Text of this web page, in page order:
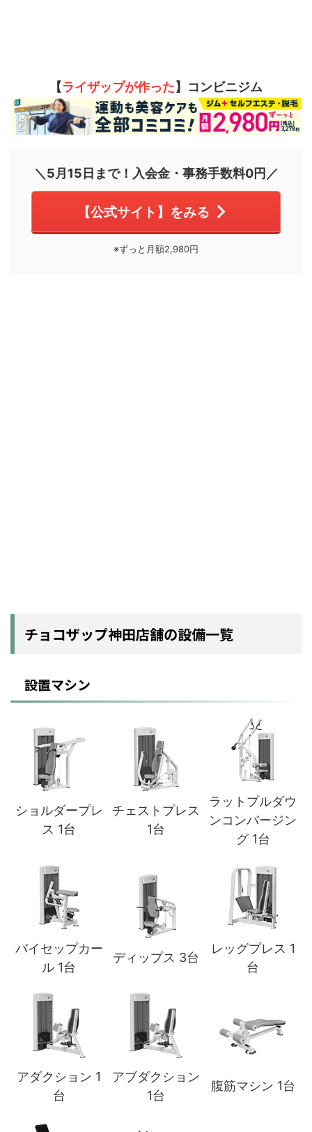
【ライザップが作った】コンビニジム
＼5月15日まで！入会金・事務手数料0円／
【公式サイト】をみる
※ずっと月額2,980円
チョコザップ神田店舗の設備一覧
設置マシン
ショルダープレ
ス 1台
チェストプレス
1台
ラットプルダウ
ンコンバージン
グ 1台
バイセップカー
ル 1台
ディップス 3台
レッグプレス 1
台
アダクション 1
台
アブダクション
1台
腹筋マシン 1台